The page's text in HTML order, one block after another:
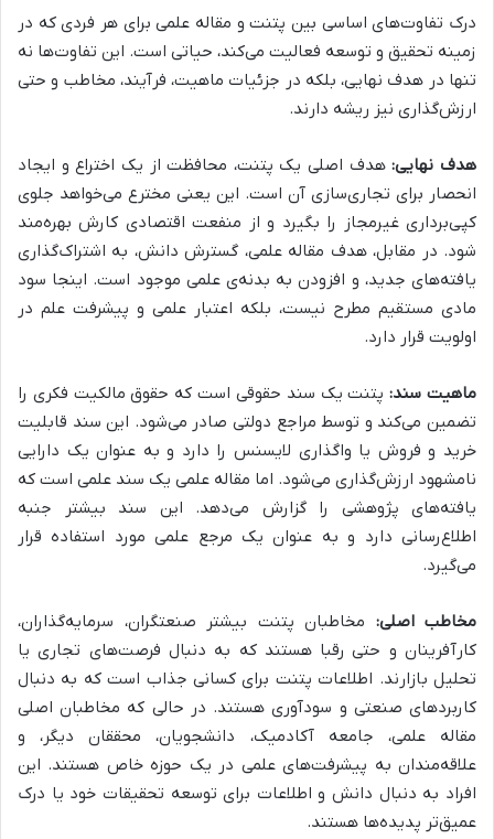
درک تفاوت‌های اساسی بین پتنت و مقاله علمی برای هر فردی که در
زمینه تحقیق و توسعه فعالیت می‌کند، حیاتی است. این تفاوت‌ها نه
تنها در هدف نهایی، بلکه در جزئیات ماهیت، فرآیند، مخاطب و حتی
ارزش‌گذاری نیز ریشه دارند.
هدف نهایی:هدف اصلی یک پتنت، محافظت از یک اختراع و ایجاد
انحصار برای تجاری‌سازی آن است. این یعنی مخترع می‌خواهد جلوی
کپی‌برداری غیرمجاز را بگیرد و از منفعت اقتصادی کارش بهره‌مند
شود. در مقابل، هدف مقاله علمی، گسترش دانش، به اشتراک‌گذاری
یافته‌های جدید، و افزودن به بدنه‌ی علمی موجود است. اینجا سود
مادی مستقیم مطرح نیست، بلکه اعتبار علمی و پیشرفت علم در
اولویت قرار دارد.
ماهیت سند:پتنت یک سند حقوقی است که حقوق مالکیت فکری را
تضمین می‌کند و توسط مراجع دولتی صادر می‌شود. این سند قابلیت
خرید و فروش یا واگذاری لایسنس را دارد و به عنوان یک دارایی
نامشهود ارزش‌گذاری می‌شود. اما مقاله علمی یک سند علمی است که
یافته‌های پژوهشی را گزارش می‌دهد. این سند بیشتر جنبه
اطلاع‌رسانی دارد و به عنوان یک مرجع علمی مورد استفاده قرار
می‌گیرد.
مخاطب اصلی: مخاطبان پتنت بیشتر صنعتگران، سرمایه‌گذاران،
کارآفرینان و حتی رقبا هستند که به دنبال فرصت‌های تجاری یا
تحلیل بازارند. اطلاعات پتنت برای کسانی جذاب است که به دنبال
کاربردهای صنعتی و سودآوری هستند. در حالی که مخاطبان اصلی
مقاله علمی، جامعه آکادمیک، دانشجویان، محققان دیگر، و
علاقه‌مندان به پیشرفت‌های علمی در یک حوزه خاص هستند. این
افراد به دنبال دانش و اطلاعات برای توسعه تحقیقات خود یا درک
عمیق‌تر پدیده‌ها هستند.